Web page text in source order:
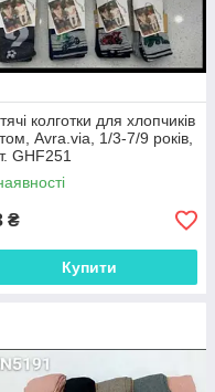
колготки для хлопчиків
Avra.via, 1/3-7/9 років,
GHF251
₴
Купити